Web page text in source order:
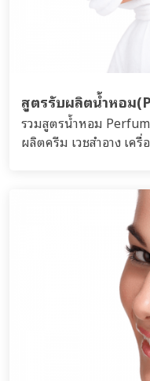
สูตรรับผลิตน้ำหอม
รวมสูตรน้ำหอม
ผลิตครีม เวชสำอาง เครื่